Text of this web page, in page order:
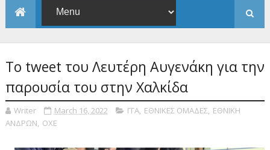
Το tweet του Λευτέρη Αυγενάκη για την
παρουσία του στην Χαλκίδα
Writer March 16, 2022 ΓΓΑ, ΕΘΝΙΚΕΣ ΟΜΑΔΕΣ, ΕΘΝΙΚΗ
ΑΝΔΡΩΝ, ΟΧΕ